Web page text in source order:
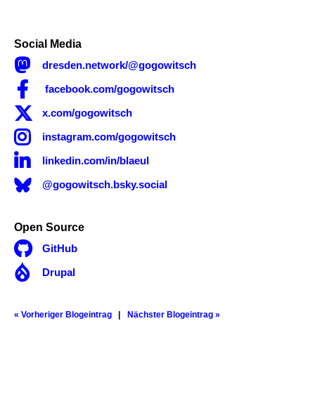
Social Media
 dresden.network/@gogowitsch
 facebook.com/gogowitsch
 x.com/gogowitsch
 instagram.com/gogowitsch
 linkedin.com/in/blaeul
@gogowitsch.bsky.social
Open Source
 GitHub
 Drupal
« Vorheriger Blogeintrag Nächster Blogeintrag »